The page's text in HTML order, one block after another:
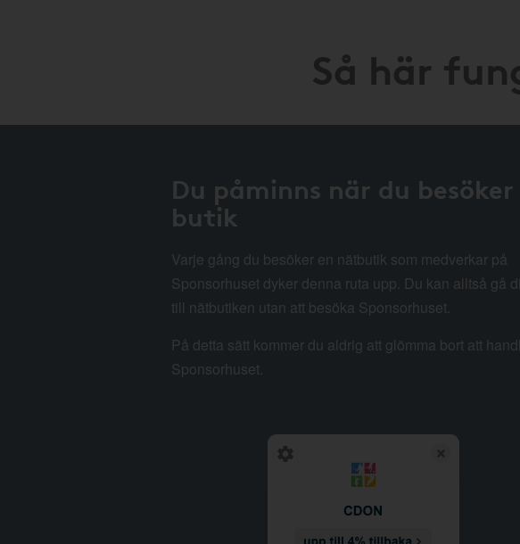
Så här
Du påminns när du besöker
butik
Varje gång du besöker en nätbutik som medverkar på
Sponsorhuset dyker denna ruta upp. Du kan alltså gå
till nätbutiken utan att besöka Sponsorhuset.
På detta sätt kommer du aldrig att glömma bort att
Sponsorhuset.